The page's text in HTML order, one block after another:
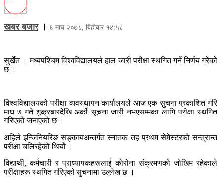
खबर बजार। ६ माघ २०७८, बिहीबार १४:५८
सुर्खेत । मध्यपश्चिम विश्वविद्यालयले हाल जारी परीक्षा स्थगित गर्ने निर्णय गरेको
छ ।
विश्वविद्यालयको परीक्षा व्यवस्थापन कार्यालयले आज एक सुचना प्रकाशित गरि
माघ ७ गते शुक्रबारदेखि अर्को सूचना जारी नभएसम्मका लागि परीक्षा स्थगित
गरिएको जनाएको छ ।
अहिले इन्जिनियरिङ सङ्कायअन्तर्गत स्नातक तह प्रथम सेमेस्टरको सन्त्रान्त
परीक्षा चलिरहेको थियोे ।
विद्यार्थी, कर्मचारी र प्राध्यापकहरूलाई कोरोना संक्रमणको जोखिम रहेकाले
परीक्षाहरू स्थगित गरिएको सुचनामा उल्लेख छ ।